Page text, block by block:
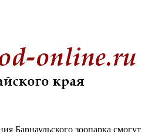
Барнаульского зоопарка смогут